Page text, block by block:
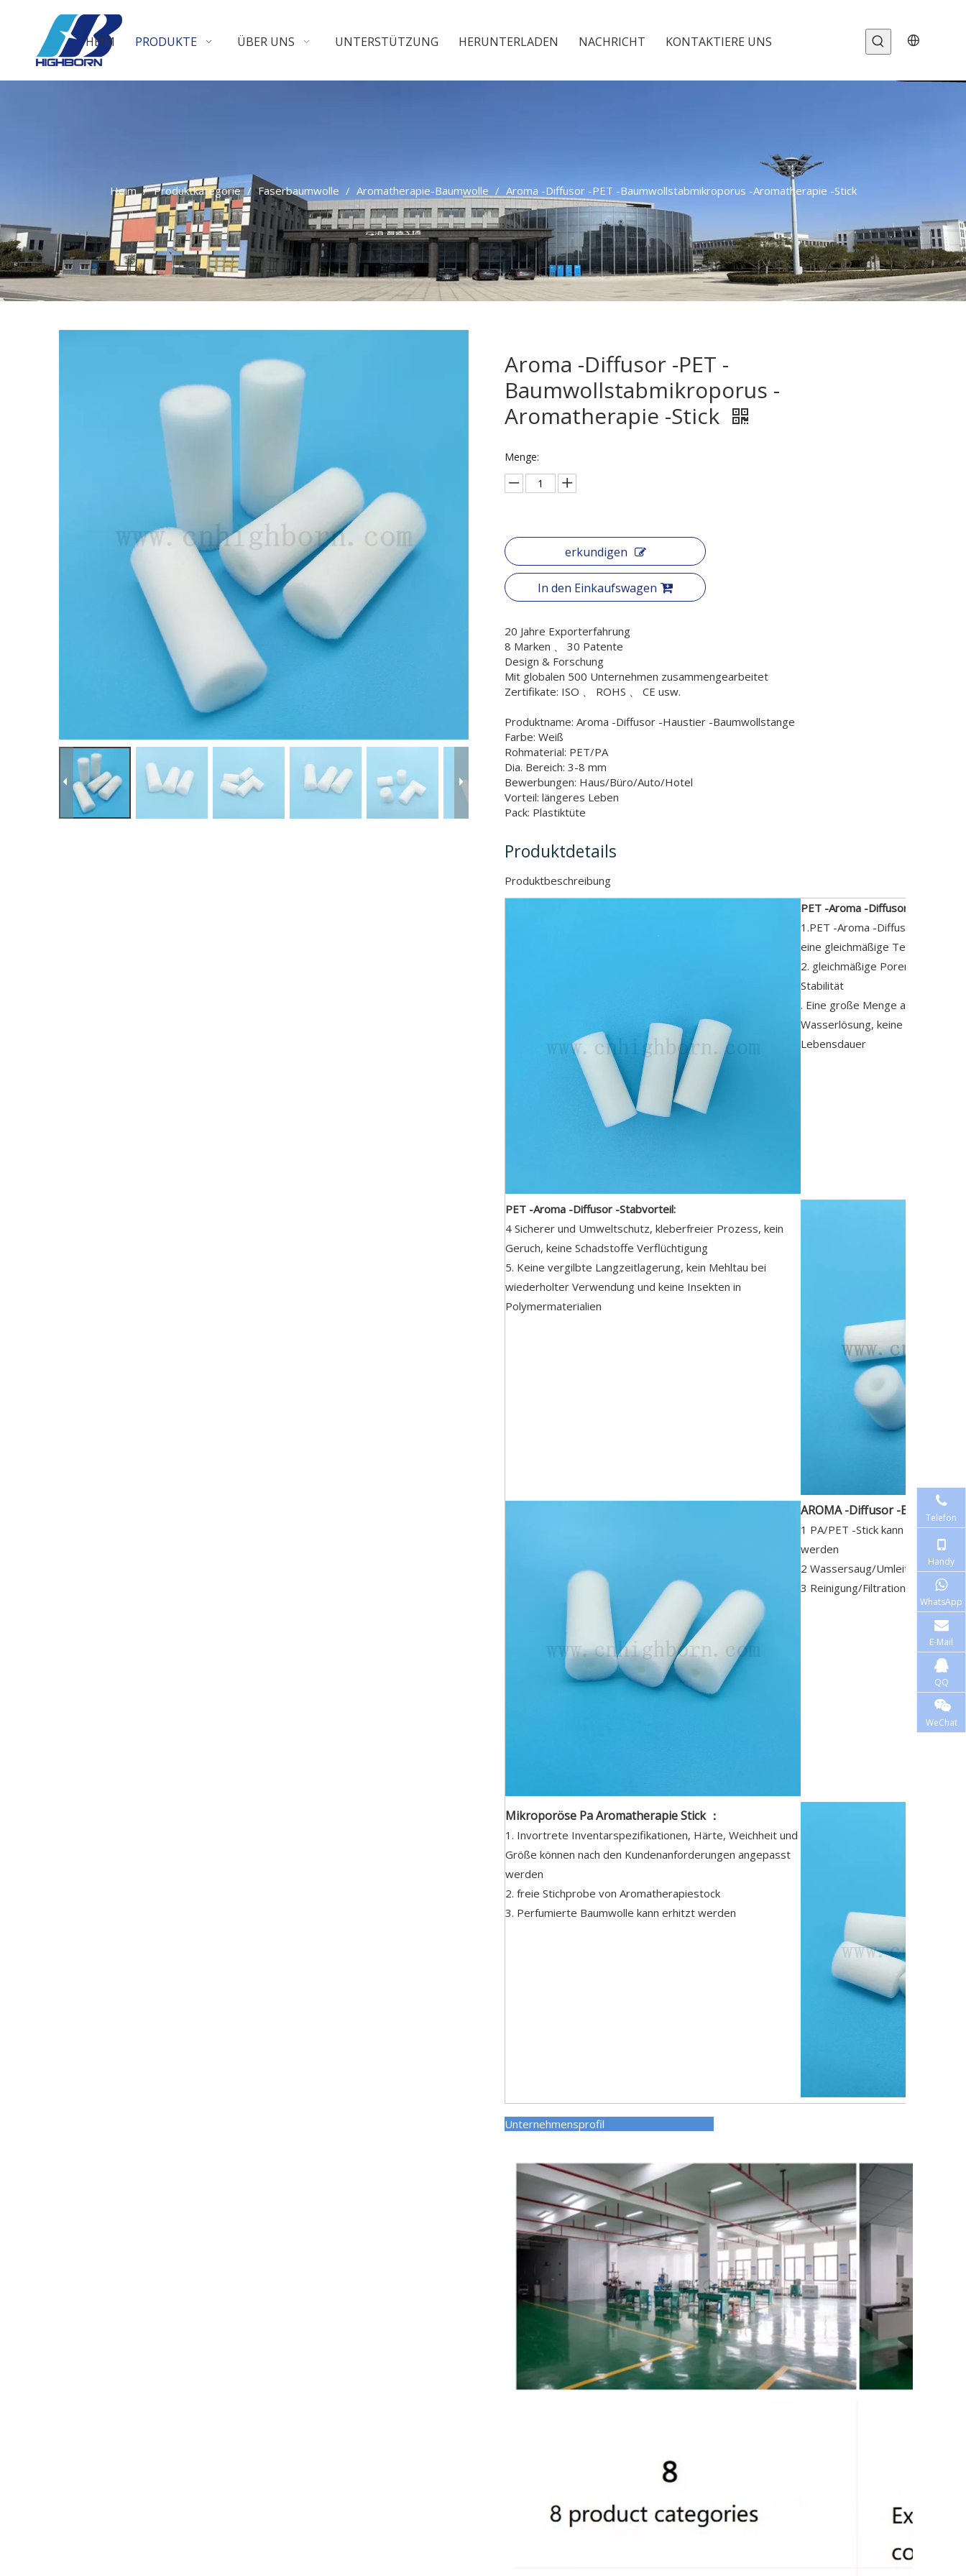
HEIM PRODUKTE ÜBER UNS UNTERSTÜTZUNG HERUNTERLADEN NACHRICHT KONTAKTIERE UNS
Heim / Produktkategorie / Faserbaumwolle / Aromatherapie-Baumwolle / Aroma -Diffusor -PET -Baumwollstabmikroporus -Aromatherapie -Stick
Aroma -Diffusor -PET -
Baumwollstabmikroporus -
Aromatherapie -Stick
Menge:
erkundigen
In den Einkaufswagen
20 Jahre Exporterfahrung
8 Marken 、 30 Patente
Design & Forschung
Mit globalen 500 Unternehmen zusammengearbeitet
Zertifikate: ISO 、 ROHS 、 CE usw.
Produktname: Aroma -Diffusor -Haustier -Baumwollstange
Farbe: Weiß
Rohmaterial: PET/PA
Dia. Bereich: 3-8 mm
Bewerbungen: Haus/Büro/Auto/Hotel
Vorteil: längeres Leben
Pack: Plastiktüte
Produktdetails
Produktbeschreibung
PET -Aroma -Diffusor -
1.PET -Aroma -Diffusorstäbe
eine gleichmäßige Textur, kein
2. gleichmäßige Poren,
Stabilität
. Eine große Menge an flüssiger
Wasserlösung, keine Blockade,
Lebensdauer
PET -Aroma -Diffusor -Stabvorteil:
4 Sicherer und Umweltschutz, kleberfreier Prozess, kein
Geruch, keine Schadstoffe Verflüchtigung
5. Keine vergilbte Langzeitlagerung, kein Mehltau bei
wiederholter Verwendung und keine Insekten in
Polymermaterialien
AROMA -Diffusor -
1 PA/PET -Stick kann als
werden
2 Wassersaug/
3 Reinigung/Filtration/
Mikroporöse Pa Aromatherapie Stick ：
1. Invortrete Inventarspezifikationen, Härte, Weichheit und
Größe können nach den Kundenanforderungen angepasst
werden
2. freie Stichprobe von Aromatherapiestock
3. Perfumierte Baumwolle kann erhitzt werden
Unternehmensprofil
Telefon
Handy
WhatsApp
E-Mail
QQ
WeChat